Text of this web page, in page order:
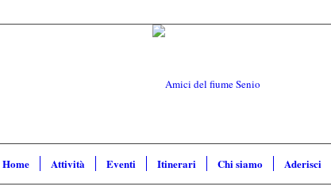
Home Attività Eventi Itinerari Chi siamo Aderisci